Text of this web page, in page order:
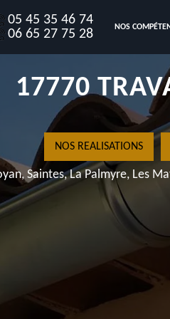
05 45 35 46 74
06 65 27 75 28
NOS
HILAIRE DE
17770
NOS REALISATIONS
Saintes, La Palmyre, Les